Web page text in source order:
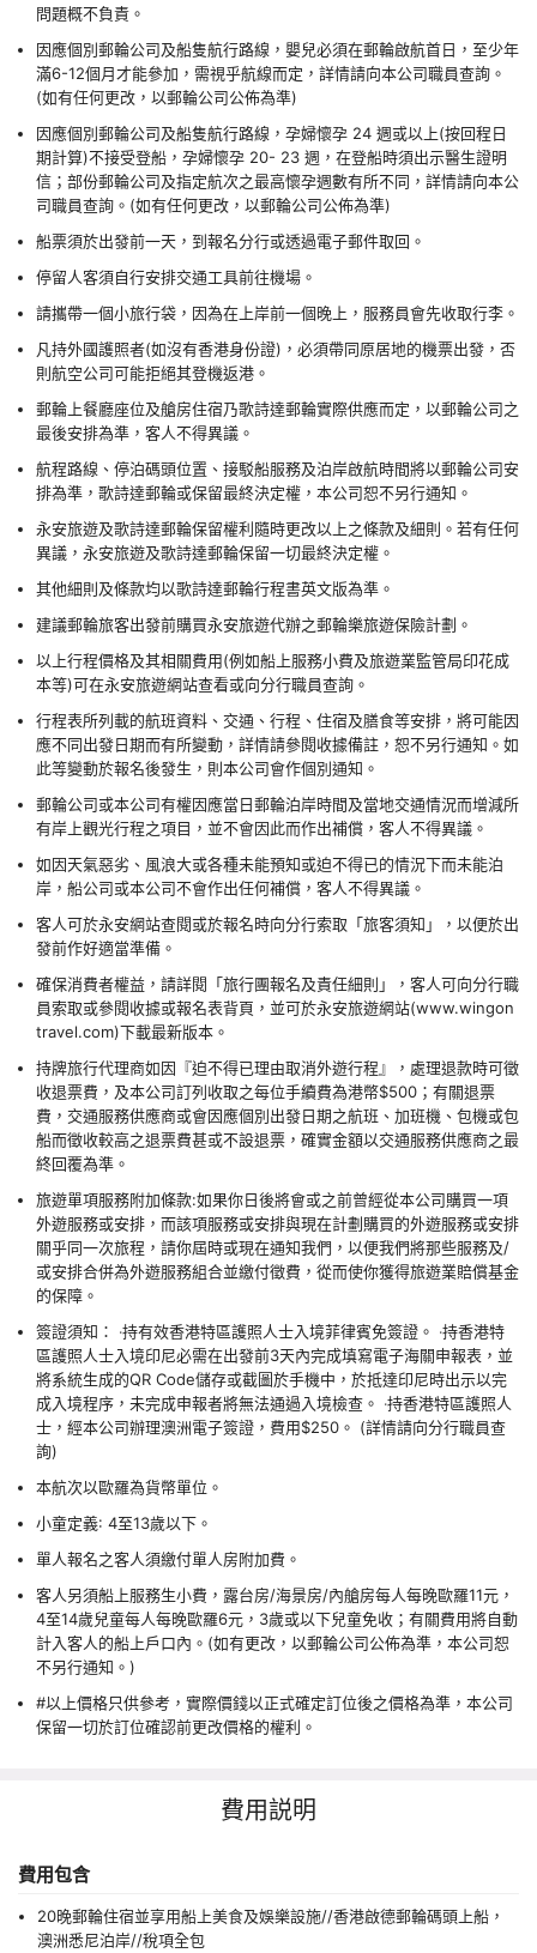
問題概不負責。
因應個別郵輪公司及船隻航行路線，嬰兒必須在郵輪啟航首日，至少年
滿6-12個月才能參加，需視乎航線而定，詳情請向本公司職員查詢。
(如有任何更改，以郵輪公司公佈為準)
因應個別郵輪公司及船隻航行路線，孕婦懷孕 24 週或以上(按回程日
期計算)不接受登船，孕婦懷孕 20- 23 週，在登船時須出示醫生證明
信；部份郵輪公司及指定航次之最高懷孕週數有所不同，詳情請向本公
司職員查詢。(如有任何更改，以郵輪公司公佈為準)
船票須於出發前一天，到報名分行或透過電子郵件取回。
停留人客須自行安排交通工具前往機場。
請攜帶一個小旅行袋，因為在上岸前一個晚上，服務員會先收取行李。
凡持外國護照者(如沒有香港身份證)，必須帶同原居地的機票出發，否
則航空公司可能拒絕其登機返港。
郵輪上餐廳座位及艙房住宿乃歌詩達郵輪實際供應而定，以郵輪公司之
最後安排為準，客人不得異議。
航程路線、停泊碼頭位置、接駁船服務及泊岸啟航時間將以郵輪公司安
排為準，歌詩達郵輪或保留最終決定權，本公司恕不另行通知。
永安旅遊及歌詩達郵輪保留權利隨時更改以上之條款及細則。若有任何
異議，永安旅遊及歌詩達郵輪保留一切最終決定權。
其他細則及條款均以歌詩達郵輪行程書英文版為準。
建議郵輪旅客出發前購買永安旅遊代辦之郵輪樂旅遊保險計劃。
以上行程價格及其相關費用(例如船上服務小費及旅遊業監管局印花成
本等)可在永安旅遊網站查看或向分行職員查詢。
行程表所列載的航班資料、交通、行程、住宿及膳食等安排，將可能因
應不同出發日期而有所變動，詳情請參閱收據備註，恕不另行通知。如
此等變動於報名後發生，則本公司會作個別通知。
郵輪公司或本公司有權因應當日郵輪泊岸時間及當地交通情況而增減所
有岸上觀光行程之項目，並不會因此而作出補償，客人不得異議。
如因天氣惡劣、風浪大或各種未能預知或迫不得已的情況下而未能泊
岸，船公司或本公司不會作出任何補償，客人不得異議。
客人可於永安網站查閱或於報名時向分行索取「旅客須知」，以便於出
發前作好適當準備。
確保消費者權益，請詳閱「旅行團報名及責任細則」，客人可向分行職
員索取或參閱收據或報名表背頁，並可於永安旅遊網站(www.wingon
travel.com)下載最新版本。
持牌旅行代理商如因『迫不得已理由取消外遊行程』，處理退款時可徵
收退票費，及本公司訂列收取之每位手續費為港幣$500；有關退票
費，交通服務供應商或會因應個別出發日期之航班、加班機、包機或包
船而徵收較高之退票費甚或不設退票，確實金額以交通服務供應商之最
終回覆為準。
旅遊單項服務附加條款:如果你日後將會或之前曾經從本公司購買一項
外遊服務或安排，而該項服務或安排與現在計劃購買的外遊服務或安排
關乎同一次旅程，請你屆時或現在通知我們，以便我們將那些服務及/
或安排合併為外遊服務組合並繳付徵費，從而使你獲得旅遊業賠償基金
的保障。
簽證須知： ‧持有效香港特區護照人士入境菲律賓免簽證。 ‧持香港特
區護照人士入境印尼必需在出發前3天內完成填寫電子海關申報表，並
將系統生成的QR Code儲存或截圖於手機中，於抵達印尼時出示以完
成入境程序，未完成申報者將無法通過入境檢查。 ‧持香港特區護照人
士，經本公司辦理澳洲電子簽證，費用$250。 (詳情請向分行職員查
詢)
本航次以歐羅為貨幣單位。
小童定義: 4至13歲以下。
單人報名之客人須繳付單人房附加費。
客人另須船上服務生小費，露台房/海景房/內艙房每人每晚歐羅11元，
4至14歲兒童每人每晚歐羅6元，3歲或以下兒童免收；有關費用將自動
計入客人的船上戶口內。(如有更改，以郵輪公司公佈為準，本公司恕
不另行通知。)
#以上價格只供參考，實際價錢以正式確定訂位後之價格為準，本公司
保留一切於訂位確認前更改價格的權利。
費用説明
費用包含
20晚郵輪住宿並享用船上美食及娛樂設施//香港啟德郵輪碼頭上船，
澳洲悉尼泊岸//稅項全包